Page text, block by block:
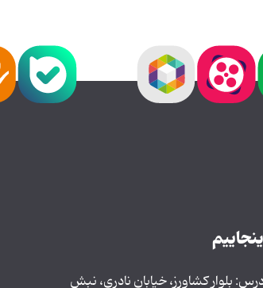
بلوار کشاورز، خیابان نادری، نبش